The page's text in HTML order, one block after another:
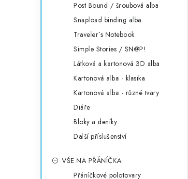
Post Bound / šroubová alba
Snapload binding alba
Traveler´s Notebook
Simple Stories / SN@P!
Látková a kartonová 3D alba
Kartonová alba - klasika
Kartonová alba - různé tvary
Diáře
Bloky a deníky
Další příslušenství
VŠE NA PŘÁNÍČKA
Přáníčkové polotovary